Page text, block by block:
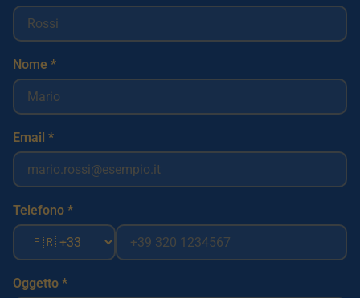
Nome *
Email *
Telefono *
Oggetto *